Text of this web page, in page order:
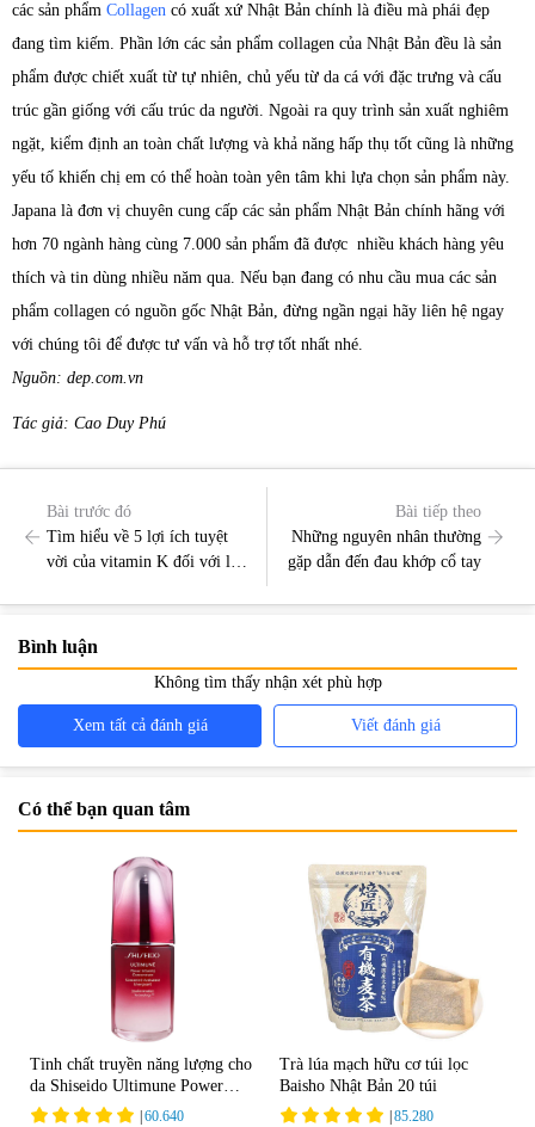
các sản phẩm Collagen có xuất xứ Nhật Bản chính là điều mà phái đẹp
đang tìm kiếm. Phần lớn các sản phẩm collagen của Nhật Bản đều là sản
phẩm được chiết xuất từ tự nhiên, chủ yếu từ da cá với đặc trưng và cấu
trúc gần giống với cấu trúc da người. Ngoài ra quy trình sản xuất nghiêm
ngặt, kiểm định an toàn chất lượng và khả năng hấp thụ tốt cũng là những
yếu tố khiến chị em có thể hoàn toàn yên tâm khi lựa chọn sản phẩm này.
Japana là đơn vị chuyên cung cấp các sản phẩm Nhật Bản chính hãng với
hơn 70 ngành hàng cùng 7.000 sản phẩm đã được nhiều khách hàng yêu
thích và tin dùng nhiều năm qua. Nếu bạn đang có nhu cầu mua các sản
phẩm collagen có nguồn gốc Nhật Bản, đừng ngần ngại hãy liên hệ ngay
với chúng tôi để được tư vấn và hỗ trợ tốt nhất nhé.
Nguồn: dep.com.vn
Tác giả: Cao Duy Phú
Bài trước đó
Tìm hiểu về 5 lợi ích tuyệt
vời của vitamin K đối với làn
Bài tiếp theo
Những nguyên nhân thường
gặp dẫn đến đau khớp cổ tay
Bình luận
Không tìm thấy nhận xét phù hợp
Xem tất cả đánh giá Viết đánh giá
Có thể bạn quan tâm
Tinh chất truyền năng lượng cho
da Shiseido Ultimune Power
75ml
|60.640
Trà lúa mạch hữu cơ túi lọc
Baisho Nhật Bản 20 túi
|85.280